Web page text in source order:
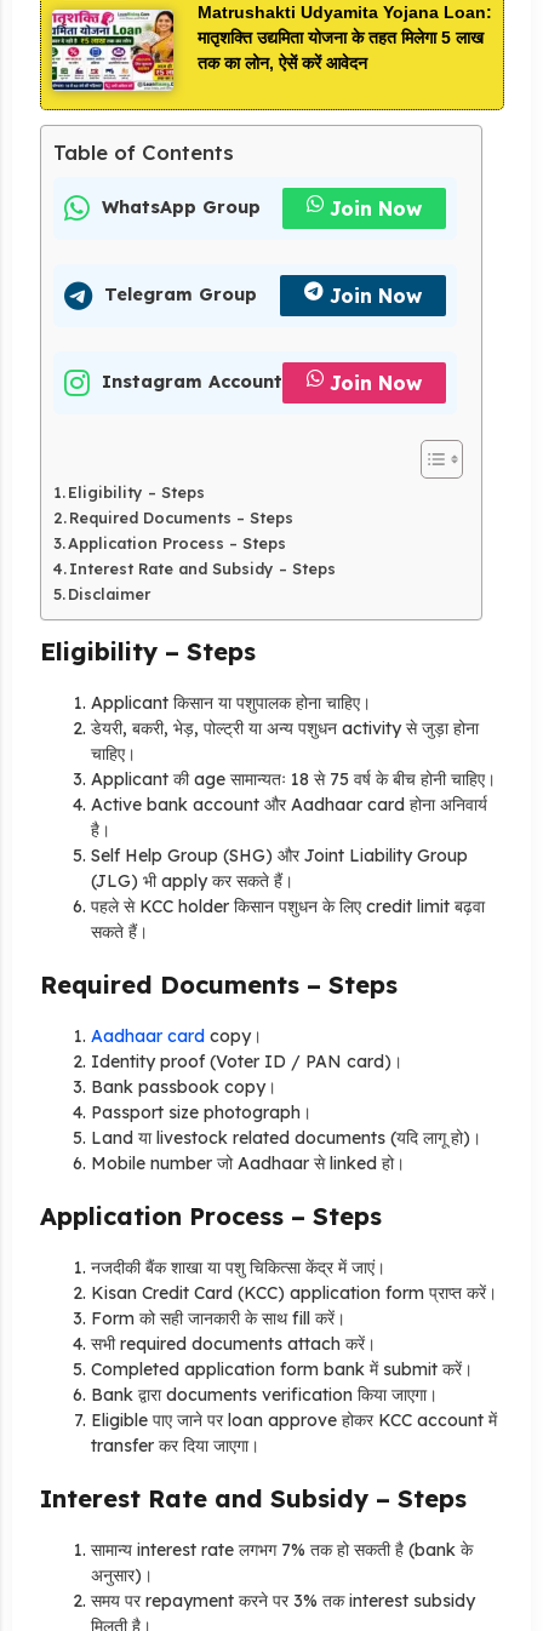
Matrushakti Udyamita Yojana Loan:
मातृशक्ति उद्यमिता योजना के तहत मिलेगा 5 लाख
तक का लोन, ऐसें करें आवेदन
Table of Contents
WhatsApp Group Join Now
Telegram Group Join Now
Instagram Account Join Now
Eligibility – Steps
Required Documents – Steps
Application Process – Steps
Interest Rate and Subsidy – Steps
Disclaimer
Eligibility – Steps
Applicant किसान या पशुपालक होना चाहिए।
डेयरी, बकरी, भेड़, पोल्ट्री या अन्य पशुधन activity से जुड़ा होना
चाहिए।
Applicant की age सामान्यतः 18 से 75 वर्ष के बीच होनी चाहिए।
Active bank account और Aadhaar card होना अनिवार्य
है।
Self Help Group (SHG) और Joint Liability Group
(JLG) भी apply कर सकते हैं।
पहले से KCC holder किसान पशुधन के लिए credit limit बढ़वा
सकते हैं।
Required Documents – Steps
Aadhaar cardcopy।
Identity proof (Voter ID / PAN card)।
Bank passbook copy।
Passport size photograph।
Land या livestock related documents (यदि लागू हो)।
Mobile number जो Aadhaar से linked हो।
Application Process – Steps
नजदीकी बैंक शाखा या पशु चिकित्सा केंद्र में जाएं।
Kisan Credit Card (KCC) application form प्राप्त करें।
Form को सही जानकारी के साथ fill करें।
सभी required documents attach करें।
Completed application form bank में submit करें।
Bank द्वारा documents verification किया जाएगा।
Eligible पाए जाने पर loan approve होकर KCC account में
transfer कर दिया जाएगा।
Interest Rate and Subsidy – Steps
सामान्य interest rate लगभग 7% तक हो सकती है (bank के
अनुसार)।
समय पर repayment करने पर 3% तक interest subsidy
मिलती है।